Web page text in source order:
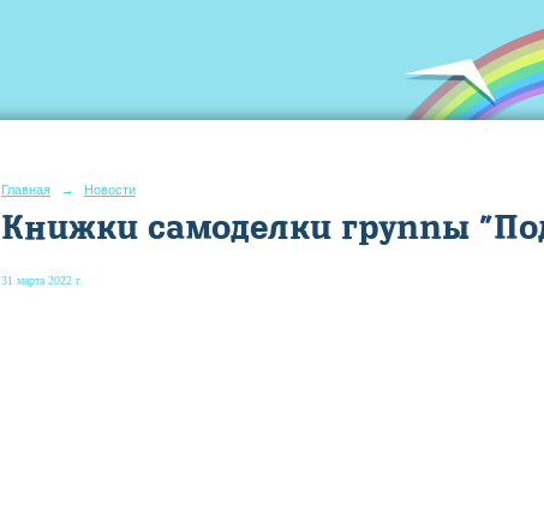
Главная → Новости
Книжки самоделки группы
31 марта 2022 г.